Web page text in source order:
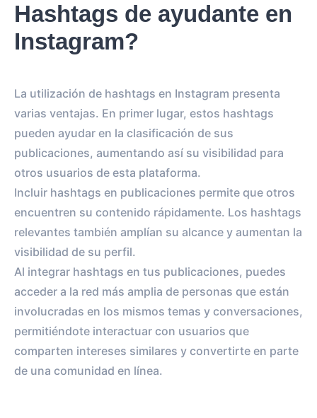
Hashtags de ayudante en
Instagram?
La utilización de hashtags en Instagram presenta
varias ventajas. En primer lugar, estos hashtags
pueden ayudar en la clasificación de sus
publicaciones, aumentando así su visibilidad para
otros usuarios de esta plataforma.
Incluir hashtags en publicaciones permite que otros
encuentren su contenido rápidamente. Los hashtags
relevantes también amplían su alcance y aumentan la
visibilidad de su perfil.
Al integrar hashtags en tus publicaciones, puedes
acceder a la red más amplia de personas que están
involucradas en los mismos temas y conversaciones,
permitiéndote interactuar con usuarios que
comparten intereses similares y convertirte en parte
de una comunidad en línea.